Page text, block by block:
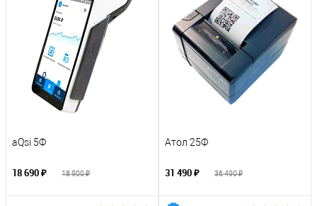
aQsi 5Ф
18 690 ₽ 18 900 ₽
Атол 25Ф
31 490 ₽ 36 490 ₽